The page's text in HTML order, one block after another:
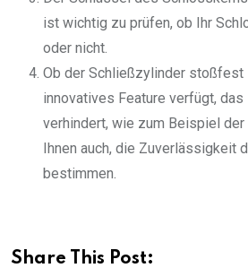
ist wichtig zu prüfen, ob Ihr
oder nicht.
Ob der Schließzylinder stoßfest
innovatives Feature verfügt,
verhindert, wie zum Beispiel
Ihnen auch, die Zuverlässigkeit
bestimmen.
Share This Post: